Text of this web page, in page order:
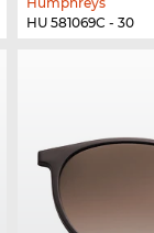
HU 581069C - 30